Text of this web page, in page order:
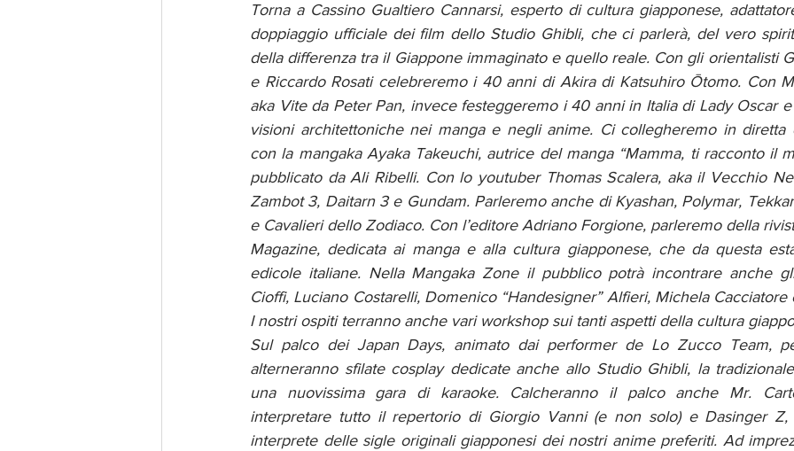
Torna a Cassino Gualtiero Cannarsi, esperto di cultura giapponese,
doppiaggio ufficiale dei film dello Studio Ghibli, che ci parlerà, del vero
della differenza tra il Giappone immaginato e quello reale. Con gli orientalisti
e Riccardo Rosati celebreremo i 40 anni di Akira di Katsuhiro Ōtomo. Con
aka Vite da Peter Pan, invece festeggeremo i 40 anni in Italia di Lady Oscar
visioni architettoniche nei manga e negli anime. Ci collegheremo in diretta
con la mangaka Ayaka Takeuchi, autrice del manga “Mamma, ti racconto il
pubblicato da Ali Ribelli. Con lo youtuber Thomas Scalera, aka il Vecchio
Zambot 3, Daitarn 3 e Gundam. Parleremo anche di Kyashan, Polymar,
e Cavalieri dello Zodiaco. Con l’editore Adriano Forgione, parleremo della
Magazine, dedicata ai manga e alla cultura giapponese, che da questa
edicole italiane. Nella Mangaka Zone il pubblico potrà incontrare anche
Cioffi, Luciano Costarelli, Domenico “Handesigner” Alfieri, Michela Cacciatore
I nostri ospiti terranno anche vari workshop sui tanti aspetti della cultura
Sul palco dei Japan Days, animato dai performer de Lo Zucco Team,
alterneranno sfilate cosplay dedicate anche allo Studio Ghibli, la
una nuovissima gara di karaoke. Calcheranno il palco anche Mr.
interpretare tutto il repertorio di Giorgio Vanni (e non solo) e Dasinger Z,
interprete delle sigle originali giapponesi dei nostri anime preferiti. Ad